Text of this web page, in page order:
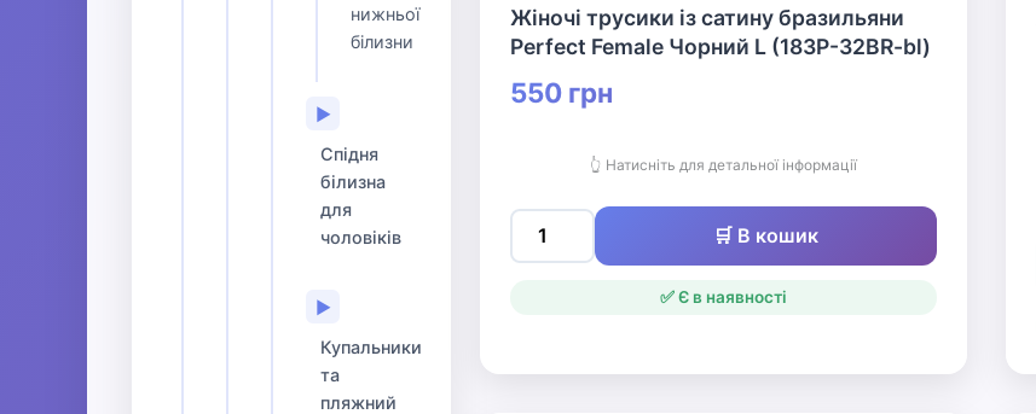
нижньої
білизни
▶
Спідня
білизна
для
чоловіків
▶
Купальники
та
пляжний
Жіночі трусики із сатину бразильяни
Perfect Female Чорний L (183P-32BR-bl)
550 грн
👆 Натисніть для детальної інформації
🛒 В кошик
✅ Є в наявності